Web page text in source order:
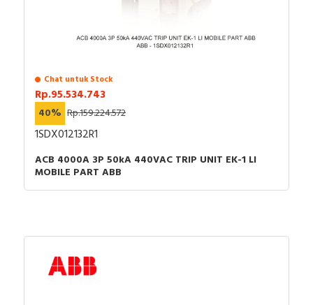
Chat untuk Stock
Rp.95.534.743
40% Rp.159.224.572
1SDX012132R1
ACB 4000A 3P 50kA 440VAC TRIP UNIT EK-1 LI
MOBILE PART ABB